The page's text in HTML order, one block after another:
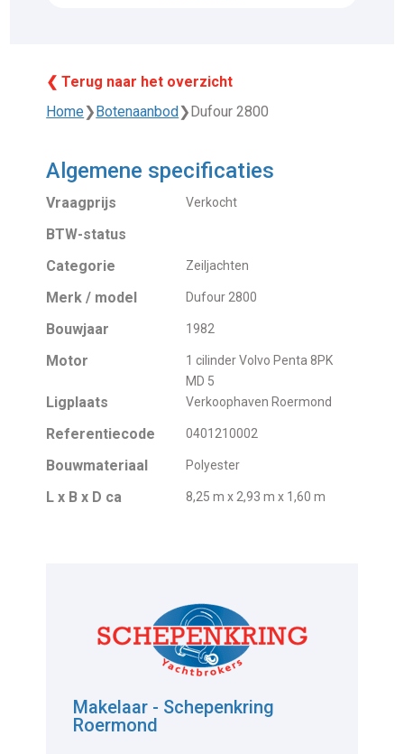
❮ Terug naar het overzicht
Home❯ Botenaanbod ❯ Dufour 2800
Algemene specificaties
Vraagprijs Verkocht
BTW-status
Categorie
Zeiljachten
Merk / model Dufour 2800
Bouwjaar 1982
Motor
1 cilinder Volvo Penta 8PK
MD 5
Ligplaats Verkoophaven Roermond
Referentiecode 0401210002
Bouwmateriaal Polyester
L x B x D ca 8,25 m x 2,93 m x 1,60 m
Makelaar - Schepenkring
Roermond